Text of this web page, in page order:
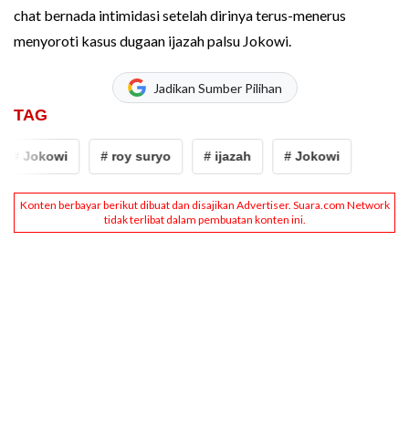
chat bernada intimidasi setelah dirinya terus-menerus
menyoroti kasus dugaan ijazah palsu Jokowi.
Jadikan Sumber Pilihan
TAG
# Jokowi # roy suryo # ijazah # Jokowi